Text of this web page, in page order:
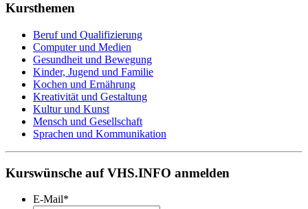
Kursthemen
Beruf und Qualifizierung
Computer und Medien
Gesundheit und Bewegung
Kinder, Jugend und Familie
Kochen und Ernährung
Kreativität und Gestaltung
Kultur und Kunst
Mensch und Gesellschaft
Sprachen und Kommunikation
Kurswünsche auf VHS.INFO anmelden
E-Mail*